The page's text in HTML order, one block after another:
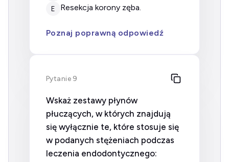
E resekcja korony zęba.
Poznaj poprawną odpowiedź
Pytanie 9
Wskaż zestawy płynów
płuczących, w których znajdują
się wyłącznie te, które stosuje się
w podanych stężeniach podczas
leczenia endodontycznego: